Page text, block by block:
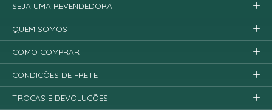
SEJA UMA REVENDEDORA
QUEM SOMOS
COMO COMPRAR
CONDIÇÕES DE FRETE
TROCAS E DEVOLUÇÕES